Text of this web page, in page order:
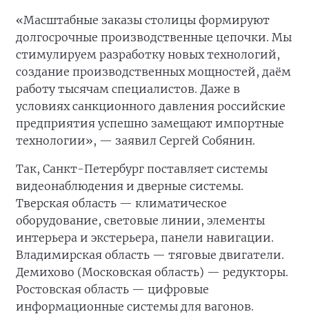
«Масштабные заказы столицы формируют
долгосрочные производственные цепочки. Мы
стимулируем разработку новых технологий,
создание производственных мощностей, даём
работу тысячам специалистов. Даже в
условиях санкционного давления российские
предприятия успешно замещают импортные
технологии», — заявил Сергей Собянин.
Так, Санкт-Петербург поставляет системы
видеонаблюдения и дверные системы.
Тверская область — климатическое
оборудование, световые линии, элементы
интерьера и экстерьера, панели навигации.
Владимирская область — тяговые двигатели.
Демихово (Московская область) — редукторы.
Ростовская область — цифровые
информационные системы для вагонов.